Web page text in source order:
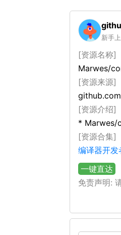
新手
[资源名称]
Marwes/
[资源来源]
github.com
[资源介绍]
* Marwes/
[资源合集]
编译器开
一键直达
免责声明: